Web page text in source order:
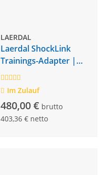
LAERDAL
Laerdal ShockLink
Trainings-Adapter |
Corpuls
Im Zulauf
480,00 € brutto
403,36 € netto